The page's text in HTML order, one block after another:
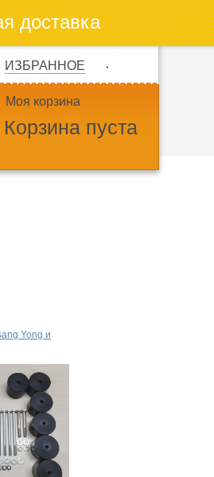
доставка
ИЗБРАННОЕ
Моя корзина
Корзина пуста
Yong и